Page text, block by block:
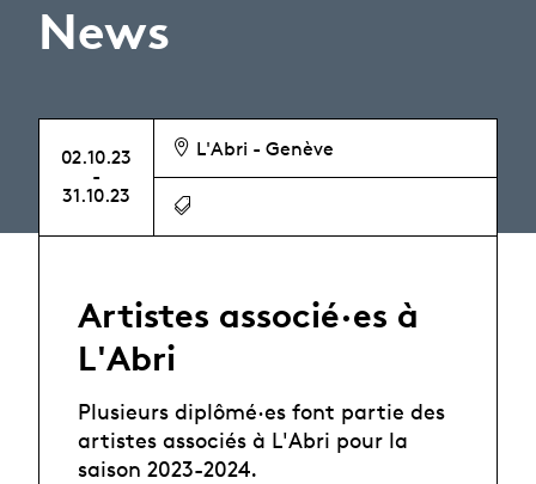
News
02.10.23
-
31.10.23
L'Abri - Genève
Artistes associé·es à
L'Abri
Plusieurs diplômé·es font partie des
artistes associés à L'Abri pour la
saison 2023-2024.